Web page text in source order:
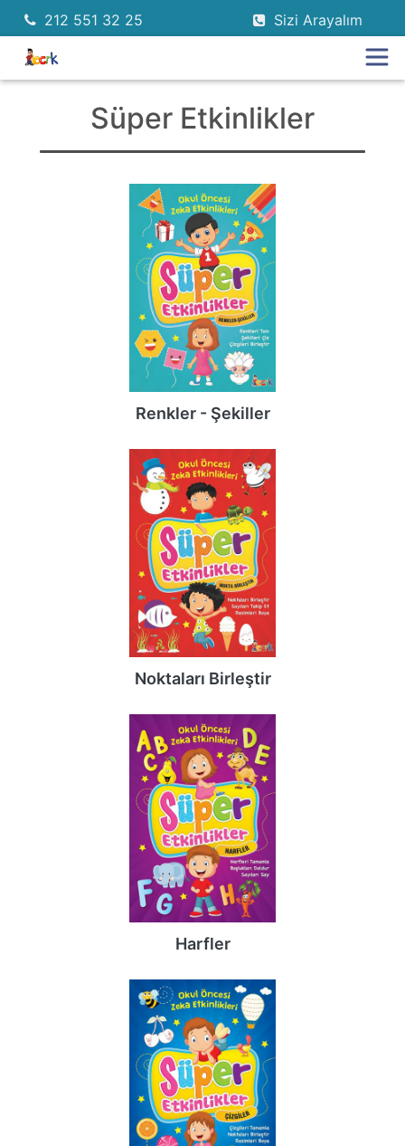
212 551 32 25 Sizi Arayalım
Süper Etkinlikler
Renkler - Şekiller
Noktaları Birleştir
Harfler